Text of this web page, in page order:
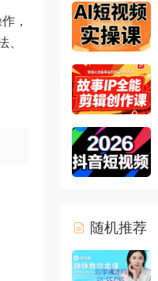
，
随机推荐